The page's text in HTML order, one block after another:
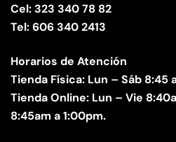
Cel: 323 340 78 82
Tel: 606 340 2413
Horarios de Atención
Tienda Física: Lun – Sáb 8:45
Tienda Online: Lun – Vie
8:45am a 1:00pm.